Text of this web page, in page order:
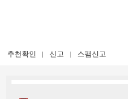
추천확인 신고 스팸신고